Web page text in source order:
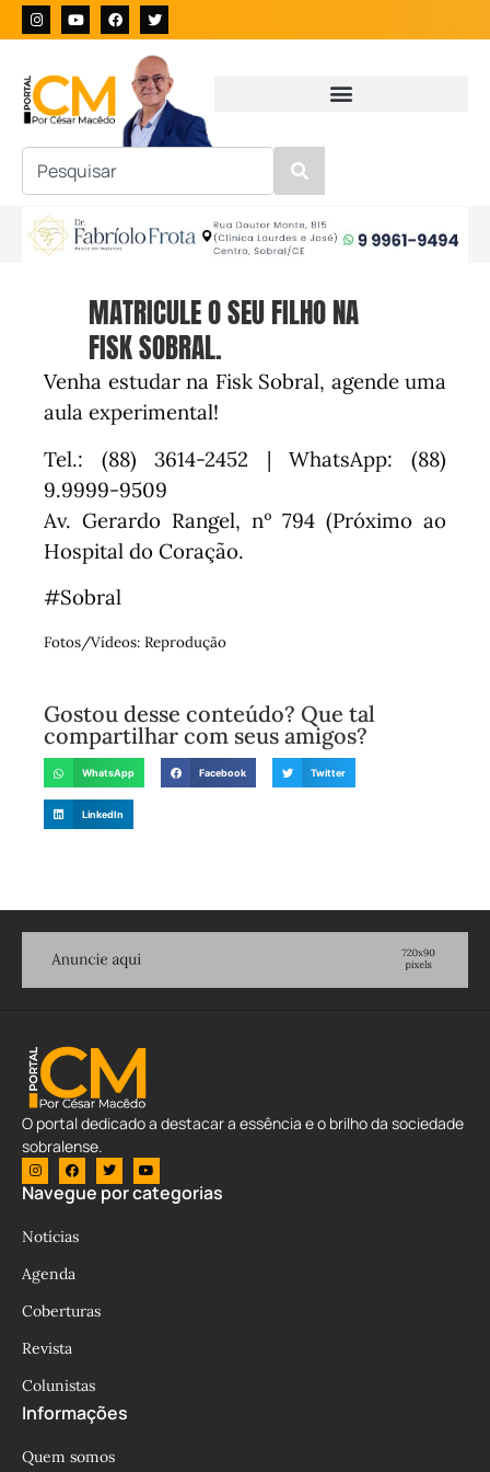
MATRICULE O SEU FILHO NA
FISK SOBRAL.
Venha estudar na Fisk Sobral, agende uma
aula experimental!
Tel.: (88) 3614-2452 | WhatsApp: (88)
9.9999-9509
Av. Gerardo Rangel, nº 794 (Próximo ao
Hospital do Coração.
#Sobral
Fotos/Vídeos: Reprodução
Gostou desse conteúdo? Que tal
compartilhar com seus amigos?
WhatsApp Facebook Twitter
LinkedIn
O portal dedicado a destacar a essência e o brilho da sociedade
sobralense.
Navegue por categorias
Notícias
Agenda
Coberturas
Revista
Colunistas
Informações
Quem somos